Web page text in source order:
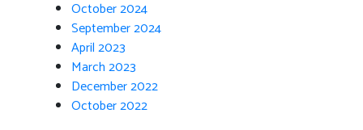
October 2024
September 2024
April 2023
March 2023
December 2022
October 2022